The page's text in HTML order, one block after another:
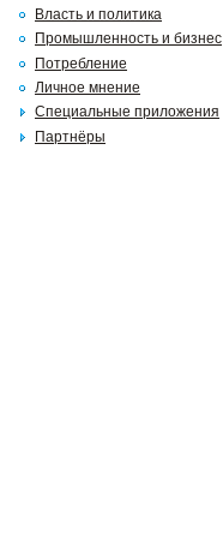
Власть и политика
Промышленность и бизнес
Потребление
Личное мнение
Специальные приложения
Партнёры